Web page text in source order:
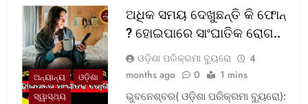
ଅନ୍ୟାନ୍ୟ
ଓଡ଼ିଶା
ସ୍ୱାସ୍ଥ୍ୟ
ଅଧିକ ସମୟ ଦେଖୁଛନ୍ତି କି ଫୋନ୍
? ହୋଇପାରେ ସାଂଘାତିକ ରୋଗ..
ଓଡ଼ିଶା ପରିକ୍ରମା ବ୍ୟୁରୋ
4
months ago
0 1 mins
ଭୁବନେଶ୍ବର( ଓଡ଼ିଶା ପରିକ୍ରମା ବ୍ୟୁରୋ):